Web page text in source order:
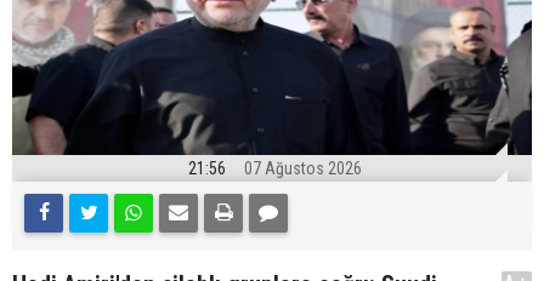
21:56 07 Ağustos 2026